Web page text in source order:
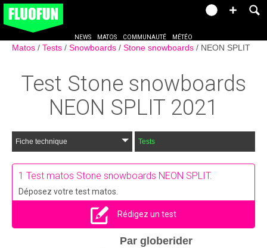
NEWS MATOS COMMUNAUTÉ MÉTÉO
Matos Tests Snowboards Stone snowboards NEON SPLIT
Test Stone snowboards
NEON SPLIT 2021
Fiche technique Tests
1 Test matos Stone snowboards NEON SPLIT.
Déposez votre test matos.
Rédigez un test
Par globerider